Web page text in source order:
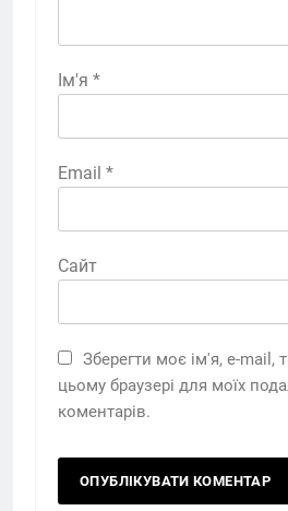
Ім'я *
Email *
Сайт
Зберегти моє ім'я, e-mail,
цьому браузері для моїх
коментарів.